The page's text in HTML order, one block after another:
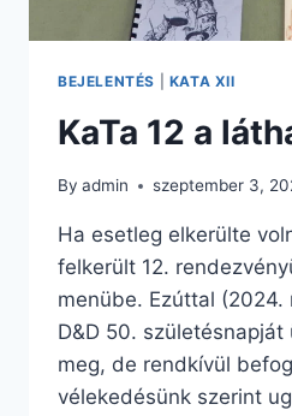
BEJELENTÉS KATA XII
KaTa 12 a
By admin szeptember 3,
Ha esetleg elkerülte
felkerült 12.
menübe. Ezúttal
D&D 50. születésnapját
meg, de rendkívül
vélekedésünk szerint